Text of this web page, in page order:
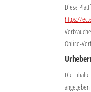
Diese
https://
Online-
Die